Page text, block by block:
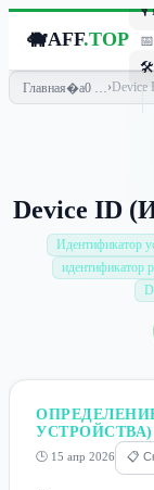
🐗AFF.TOP
🎙
🛠
Главная › Device
Device ID
Идентификатор
идентификатор
УСТРОЙСТВА)
🕒 15 апр 2026 📋